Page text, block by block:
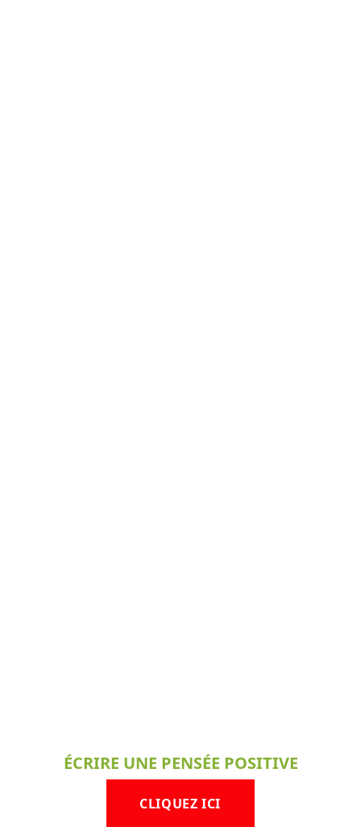
ÉCRIRE UNE PENSÉE POSITIVE
CLIQUEZ ICI